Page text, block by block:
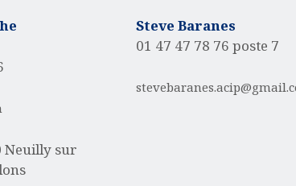
Neuilly sur
Steve Baranes
01 47 47 78 76 poste 7